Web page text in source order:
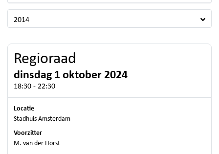
2014
Regioraad
dinsdag 1 oktober 2024
18:30 - 22:30
Locatie
Stadhuis Amsterdam
Voorzitter
M. van der Horst